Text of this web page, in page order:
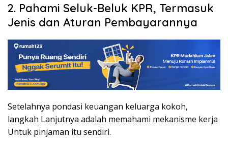
2. Pahami Seluk-Beluk KPR, Termasuk
Jenis dan Aturan Pembayarannya
Setelahnya pondasi keuangan keluarga kokoh,
langkah Lanjutnya adalah memahami mekanisme kerja
Untuk pinjaman itu sendiri.